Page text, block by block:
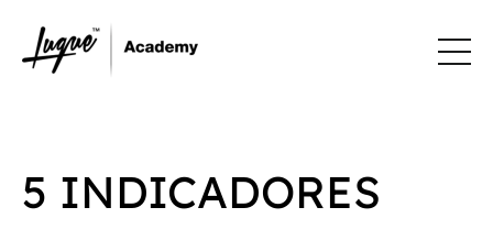
5 INDICADORES